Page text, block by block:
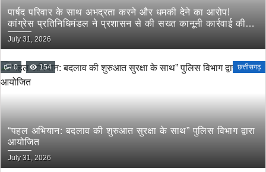
पार्षद परिवार के साथ अभद्रता करने और धमकी देने का आरोप!
कांग्रेस प्रतिनिधिमंडल ने प्रशासन से की सख्त कानूनी कार्रवाई की
मांग
July 31, 2026
0 154 छत्तीसगढ़
“पहल अभियान: बदलाव की शुरुआत सुरक्षा के साथ” पुलिस विभाग द्वारा
आयोजित
July 31, 2026